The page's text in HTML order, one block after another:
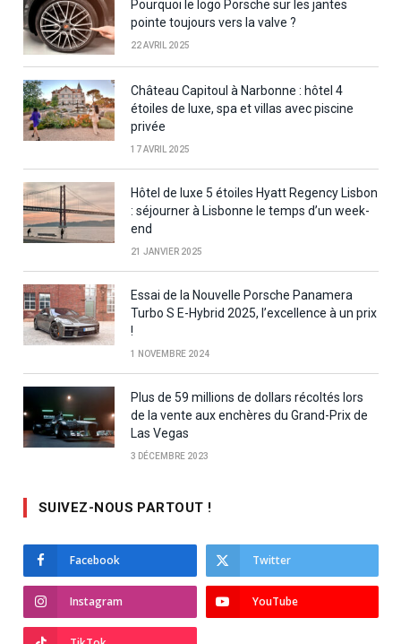
Pourquoi le logo Porsche sur les jantes
pointe toujours vers la valve ?
22 AVRIL 2025
Château Capitoul à Narbonne : hôtel 4
étoiles de luxe, spa et villas avec piscine
privée
17 AVRIL 2025
Hôtel de luxe 5 étoiles Hyatt Regency Lisbon
: séjourner à Lisbonne le temps d’un week-
end
21 JANVIER 2025
Essai de la Nouvelle Porsche Panamera
Turbo S E-Hybrid 2025, l’excellence à un prix
!
1 NOVEMBRE 2024
Plus de 59 millions de dollars récoltés lors
de la vente aux enchères du Grand-Prix de
Las Vegas
3 DÉCEMBRE 2023
SUIVEZ-NOUS PARTOUT !
Facebook Twitter
Instagram YouTube